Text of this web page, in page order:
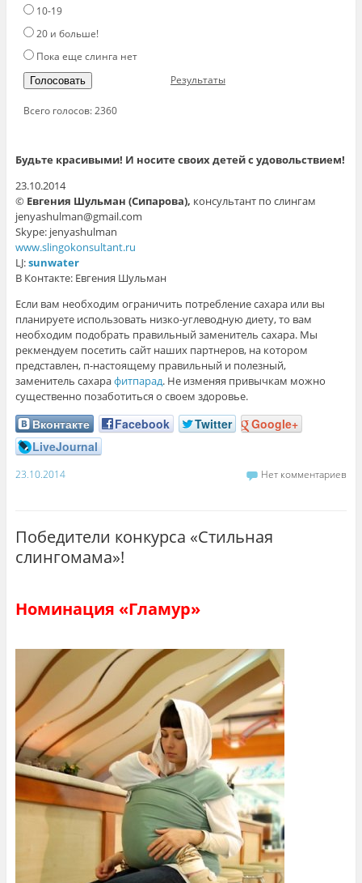
10-19
20 и больше!
Пока еще слинга нет
Голосовать Результаты
Всего голосов: 2360
Будьте красивыми! И носите своих детей с удовольствием!
23.10.2014
© Евгения Шульман (Сипарова), консультант по слингам
jenyashulman@gmail.com
Skype: jenyashulman
www.slingokonsultant.ru
LJ:sunwater
В Контакте: Евгения Шульман
Если вам необходим ограничить потребление сахара или вы
планируете использовать низко-углеводную диету, то вам
необходим подобрать правильный заменитель сахара. Мы
рекмендуем посетить сайт наших партнеров, на котором
представлен, п-настоящему правильный и полезный,
заменитель сахарафитпарад. Не изменяя привычкам можно
существенно позаботиться о своем здоровье.
Вконтакте Facebook Twitter
Google+
LiveJournal
23.10.2014 Нет комментариев
Победители конкурса «Стильная
слингомама»!
Номинация «Гламур»